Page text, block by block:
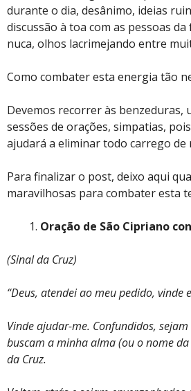
durante o dia, desânimo, ideias
discussão à toa com as pessoas
nuca, olhos lacrimejando entre
Como combater esta energia tão
Devemos recorrer às benzeduras,
sessões de orações, simpatias,
ajudará a eliminar todo carrego de
Para finalizar o post, deixo aqui
maravilhosas para combater esta
Oração de São Cipriano
(Sinal da Cruz)
“Deus, atendei ao meu pedido, vinde
Vinde ajudar-me. Confundidos,
buscam a minha alma (ou o nome
da Cruz.